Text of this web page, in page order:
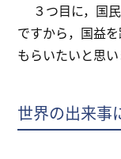
３つ目に，国
ですから，国益
もらいたいと思い
世界の出来事